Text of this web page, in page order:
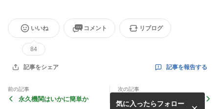
いいね
84
コメント リブログ
記事をシェア 記事を報告する
前の記事
永久機関はいかに簡単か
次の記事
気に入ったらフォロー